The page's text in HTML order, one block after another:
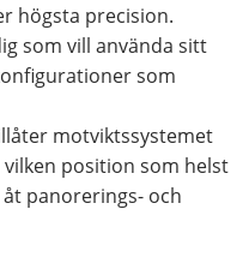
högsta precision.
som vill använda sitt
som
motviktssystemet
position som helst
panorerings- och